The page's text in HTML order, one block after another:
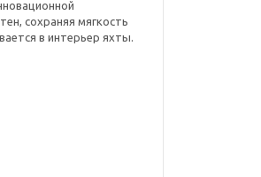
сохраняя мягкость
в интерьер яхты.